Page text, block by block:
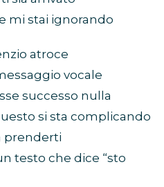
mi stai ignorando
atroce
vocale
successo nulla
si sta complicando
prenderti
testo che dice “sto